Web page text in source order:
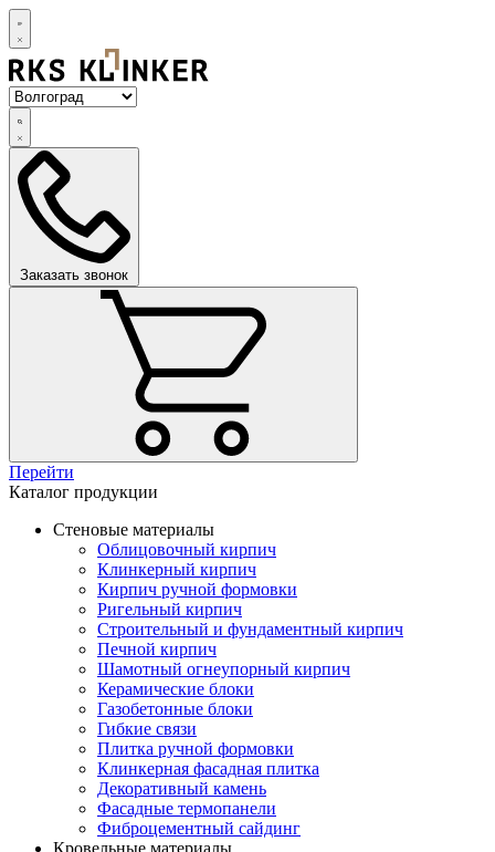
Заказать звонок
Перейти
Каталог продукции
Стеновые материалы
Облицовочный кирпич
Клинкерный кирпич
Кирпич ручной формовки
Ригельный кирпич
Строительный и фундаментный кирпич
Печной кирпич
Шамотный огнеупорный кирпич
Керамические блоки
Газобетонные блоки
Гибкие связи
Плитка ручной формовки
Клинкерная фасадная плитка
Декоративный камень
Фасадные термопанели
Фиброцементный сайдинг
Кровельные материалы